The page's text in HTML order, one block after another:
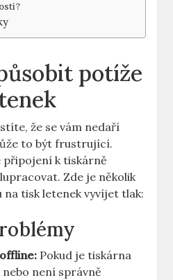
potíže
že se vám nedaří
to být frustrující.
připojení k tiskárně
Zde je několik
tisk letenek vyvíjet tlak:
Pokud je tiskárna
není správně